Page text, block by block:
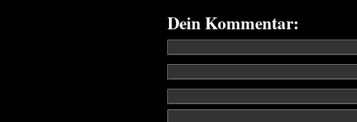
Dein Kommentar: